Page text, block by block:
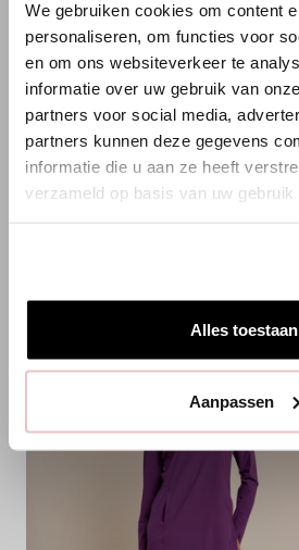
We gebruiken cookies om content
personaliseren, om functies voor
en om ons websiteverkeer te
informatie over uw gebruik van
partners voor social media,
partners kunnen deze gegevens
informatie die u aan ze heeft
verzameld op basis van uw gebruik
Alles toestaan
Aanpassen
XXS XS S M L XL
HINZUFÜGEN
PASSENDE PRODUKTE
ANNELOES
Es scheint, dass du uns von einem
Bist du am richtigen Ort?
Zur niederländischen Seite